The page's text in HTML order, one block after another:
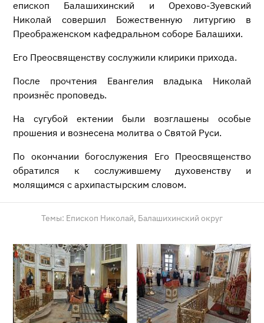
епископ Балашихинский и Орехово-Зуевский
Николай совершил Божественную литургию в
Преображенском кафедральном соборе Балашихи.
Его Преосвященству сослужили клирики прихода.
После прочтения Евангелия владыка Николай
произнёс проповедь.
На сугубой ектении были возглашены особые
прошения и вознесена молитва о Святой Руси.
По окончании богослужения Его Преосвященство
обратился к сослужившему духовенству и
молящимся с архипастырским словом.
Темы: Епископ Николай, Балашихинский округ